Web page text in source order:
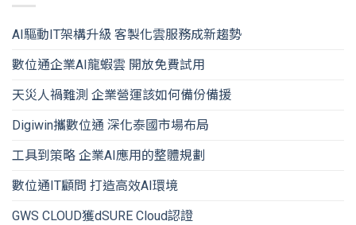
AI驅動IT架構升級 客製化雲服務成新趨勢
數位通企業AI龍蝦雲 開放免費試用
天災人禍難測 企業營運該如何備份備援
Digiwin攜數位通 深化泰國市場布局
工具到策略 企業AI應用的整體規劃
數位通IT顧問 打造高效AI環境
GWS CLOUD獲dSURE Cloud認證